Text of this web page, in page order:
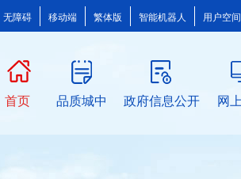
无障碍 移动端 繁体版 智能机器人 用户空间
首页 品质城中 政府信息公开 网